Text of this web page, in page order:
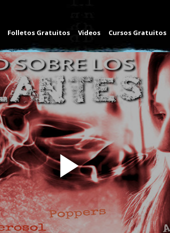
Folletos Gratuitos Videos Cursos Gratuitos
Play